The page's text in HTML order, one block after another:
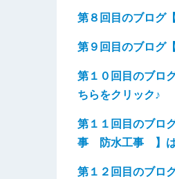
第８回目のブログ
第９回目のブロ
第１０回目のブ
ちらをクリック♪
第１１回目のブロ
事 防水工事 】
第１２回目のブ